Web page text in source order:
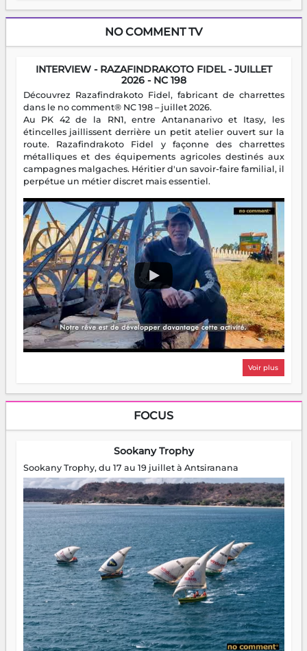
NO COMMENT TV
INTERVIEW - RAZAFINDRAKOTO FIDEL - JUILLET
2026 - NC 198
Découvrez Razafindrakoto Fidel, fabricant de charrettes
dans le no comment® NC 198 – juillet 2026.
Au PK 42 de la RN1, entre Antananarivo et Itasy, les
étincelles jaillissent derrière un petit atelier ouvert sur la
route. Razafindrakoto Fidel y façonne des charrettes
métalliques et des équipements agricoles destinés aux
campagnes malgaches. Héritier d'un savoir-faire familial, il
perpétue un métier discret mais essentiel.
Voir plus
FOCUS
Sookany Trophy
Sookany Trophy, du 17 au 19 juillet à Antsiranana